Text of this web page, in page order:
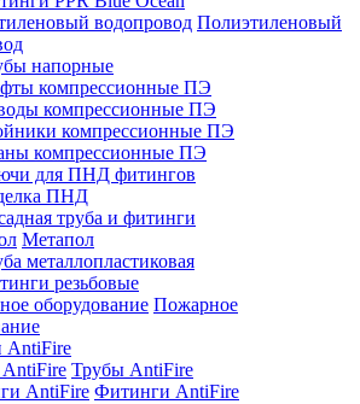
Полиэтиленовый
напорные
компрессионные ПЭ
компрессионные ПЭ
компрессионные ПЭ
компрессионные ПЭ
для ПНД фитингов
ПНД
труба и фитинги
Метапол
металлопластиковая
резьбовые
Пожарное
AntiFire
Трубы AntiFire
Фитинги AntiFire